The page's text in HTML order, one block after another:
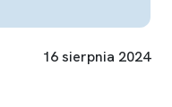
16 sierpnia 2024